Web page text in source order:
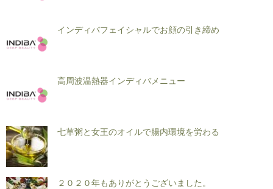
インディバフェイシャルでお顔の引き締め
高周波温熱器インディバメニュー
七草粥と女王のオイルで腸内環境を労わる
２０２０年もありがとうございました。